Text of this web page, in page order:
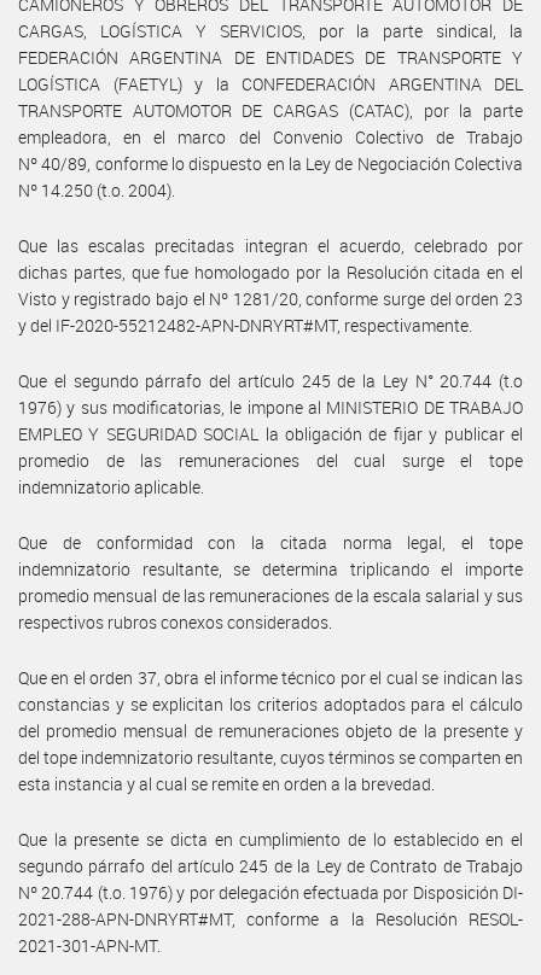
CARGAS, LOGÍSTICA Y SERVICIOS, por la parte sindical, la
FEDERACIÓN ARGENTINA DE ENTIDADES DE TRANSPORTE Y
LOGÍSTICA (FAETYL) y la CONFEDERACIÓN ARGENTINA DEL
TRANSPORTE AUTOMOTOR DE CARGAS (CATAC), por la parte
empleadora, en el marco del Convenio Colectivo de Trabajo
Nº 40/89, conforme lo dispuesto en la Ley de Negociación Colectiva
Nº 14.250 (t.o. 2004).
Que las escalas precitadas integran el acuerdo, celebrado por
dichas partes, que fue homologado por la Resolución citada en el
Visto y registrado bajo el Nº 1281/20, conforme surge del orden 23
y del IF-2020-55212482-APN-DNRYRT#MT, respectivamente.
Que el segundo párrafo del artículo 245 de la Ley N° 20.744 (t.o
1976) y sus modificatorias, le impone al MINISTERIO DE TRABAJO
EMPLEO Y SEGURIDAD SOCIAL la obligación de fijar y publicar el
promedio de las remuneraciones del cual surge el tope
indemnizatorio aplicable.
Que de conformidad con la citada norma legal, el tope
indemnizatorio resultante, se determina triplicando el importe
promedio mensual de las remuneraciones de la escala salarial y sus
respectivos rubros conexos considerados.
Que en el orden 37, obra el informe técnico por el cual se indican las
constancias y se explicitan los criterios adoptados para el cálculo
del promedio mensual de remuneraciones objeto de la presente y
del tope indemnizatorio resultante, cuyos términos se comparten en
esta instancia y al cual se remite en orden a la brevedad.
Que la presente se dicta en cumplimiento de lo establecido en el
segundo párrafo del artículo 245 de la Ley de Contrato de Trabajo
Nº 20.744 (t.o. 1976) y por delegación efectuada por Disposición DI-
2021-288-APN-DNRYRT#MT, conforme a la Resolución RESOL-
2021-301-APN-MT.